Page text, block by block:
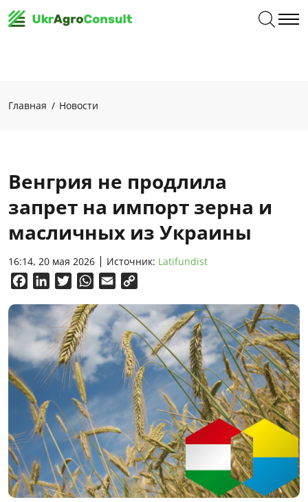
Главная Новости
Венгрия не продлила
запрет на импорт зерна и
масличных из Украины
16:14, 20 мая 2026 Источник: Latifundist
FacebookLinkedInTwitterWhatsApp
Email